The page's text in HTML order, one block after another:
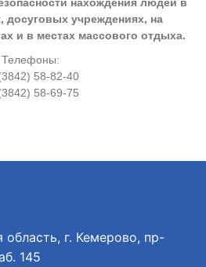
досуговых учреждениях, на
и в местах массового отдыха.
Телефоны:
58-82-40
58-69-75
г. Кемерово, пр-
145